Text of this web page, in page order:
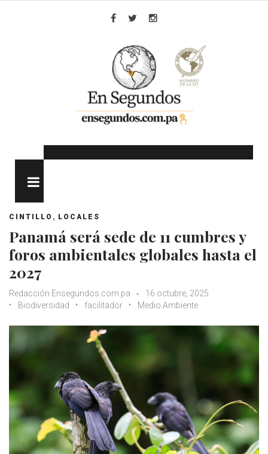
CINTILLO , LOCALES
Panamá será sede de 11 cumbres y
foros ambientales globales hasta el
2027
Redacción Ensegundos.com.pa
16 octubre, 2025
Biodiversidad
facilitador Medio Ambiente